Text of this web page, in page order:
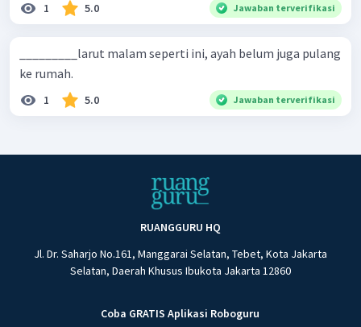
1 5.0 Jawaban terverifikasi
_________larut malam seperti ini, ayah belum juga pulang
ke rumah.
1 5.0 Jawaban terverifikasi
RUANGGURU HQ
Jl. Dr. Saharjo No.161, Manggarai Selatan, Tebet, Kota Jakarta
Selatan, Daerah Khusus Ibukota Jakarta 12860
Coba GRATIS Aplikasi Roboguru